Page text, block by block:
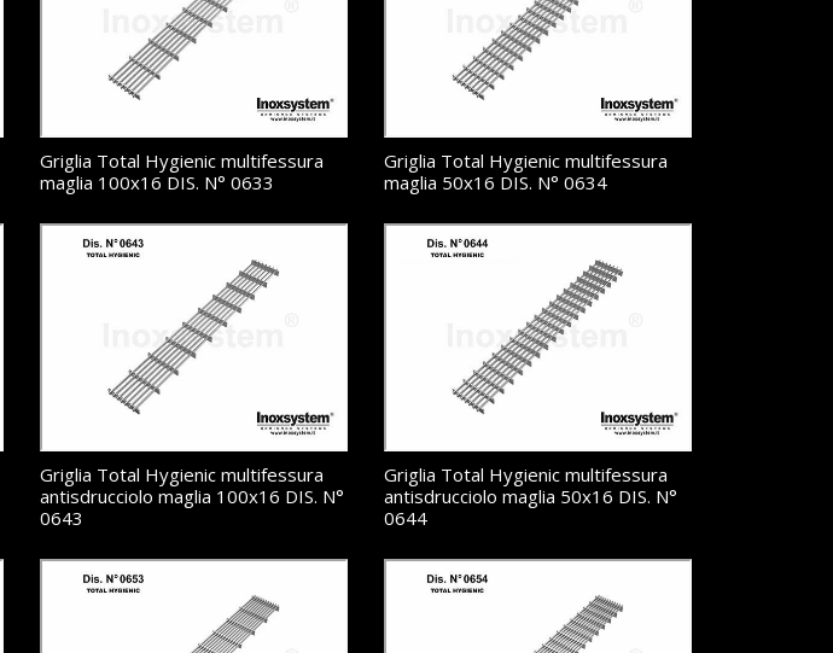
Griglia Total Hygienic multifessura
maglia 100x16 DIS. N° 0633
Griglia Total Hygienic multifessura
maglia 50x16 DIS. N° 0634
Griglia Total Hygienic multifessura
antisdrucciolo maglia 100x16 DIS. N°
0643
Griglia Total Hygienic multifessura
antisdrucciolo maglia 50x16 DIS. N°
0644